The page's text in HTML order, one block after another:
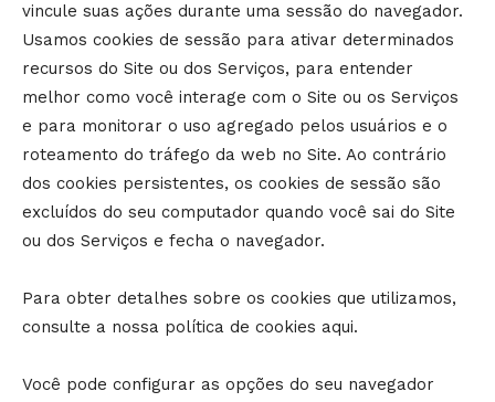
vincule suas ações durante uma sessão do navegador.
Usamos cookies de sessão para ativar determinados
recursos do Site ou dos Serviços, para entender
melhor como você interage com o Site ou os Serviços
e para monitorar o uso agregado pelos usuários e o
roteamento do tráfego da web no Site. Ao contrário
dos cookies persistentes, os cookies de sessão são
excluídos do seu computador quando você sai do Site
ou dos Serviços e fecha o navegador.
Para obter detalhes sobre os cookies que utilizamos,
consulte a nossa política de cookies aqui.
Você pode configurar as opções do seu navegador